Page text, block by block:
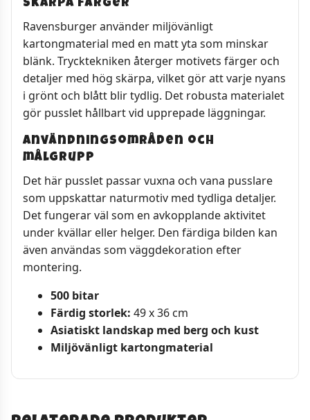
skarpa färger
Ravensburger använder miljövänligt
kartongmaterial med en matt yta som minskar
blänk. Trycktekniken återger motivets färger och
detaljer med hög skärpa, vilket gör att varje nyans
i grönt och blått blir tydlig. Det robusta materialet
gör pusslet hållbart vid upprepade läggningar.
Användningsområden och
målgrupp
Det här pusslet passar vuxna och vana pusslare
som uppskattar naturmotiv med tydliga detaljer.
Det fungerar väl som en avkopplande aktivitet
under kvällar eller helger. Den färdiga bilden kan
även användas som väggdekoration efter
montering.
500 bitar
Färdig storlek: 49 x 36 cm
Asiatiskt landskap med berg och kust
Miljövänligt kartongmaterial